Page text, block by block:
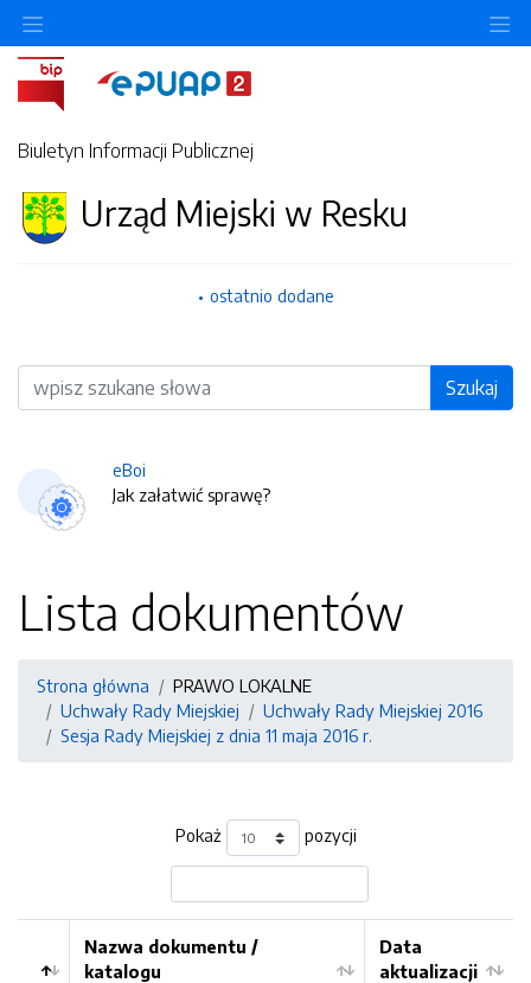
Biuletyn Informacji Publicznej
Urząd Miejski w Resku
ostatnio dodane
Wyszukiwarka Szukaj
eBoi
Jak załatwić sprawę?
Lista dokumentów
Strona główna
PRAWO LOKALNE
Uchwały Rady Miejskiej
Uchwały Rady Miejskiej 2016
Sesja Rady Miejskiej z dnia 11 maja 2016 r.
Pokaż pozycji
Nazwa dokumentu /
katalogu
Data
aktualizacji